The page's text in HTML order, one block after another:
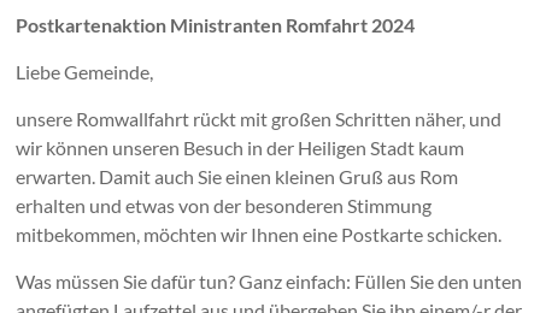
Postkartenaktion Ministranten Romfahrt 2024
Liebe Gemeinde,
unsere Romwallfahrt rückt mit großen Schritten näher, und
wir können unseren Besuch in der Heiligen Stadt kaum
erwarten. Damit auch Sie einen kleinen Gruß aus Rom
erhalten und etwas von der besonderen Stimmung
mitbekommen, möchten wir Ihnen eine Postkarte schicken.
Was müssen Sie dafür tun? Ganz einfach: Füllen Sie den unten